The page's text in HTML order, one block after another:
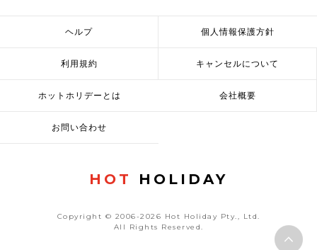
ヘルプ 個人情報保護方針
利用規約 キャンセルについて
ホットホリデーとは 会社概要
お問い合わせ
HOT HOLIDAY
Copyright © 2006-2026 Hot Holiday Pty., Ltd.
All Rights Reserved.